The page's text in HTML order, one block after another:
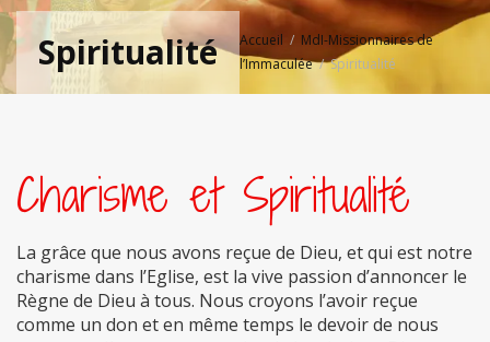
Spiritualité Accueil
MdI-Missionnaires de
l’Immaculée
Spiritualité
Charisme et Spiritualité
La grâce que nous avons reçue de Dieu, et qui est notre
charisme dans l’Eglise, est la vive passion d’annoncer le
Règne de Dieu à tous. Nous croyons l’avoir reçue
comme un don et en même temps le devoir de nous